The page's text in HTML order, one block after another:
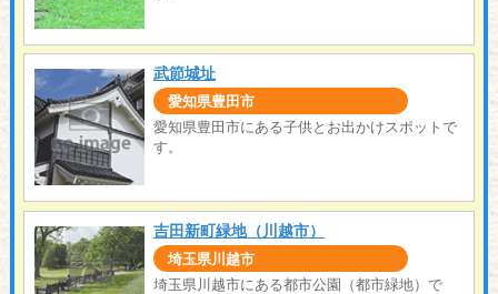
武節城址
愛知県豊田市
愛知県豊田市にある子供とお出かけスポットで
す。
吉田新町緑地（川越市）
埼玉県川越市
埼玉県川越市にある都市公園（都市緑地）で